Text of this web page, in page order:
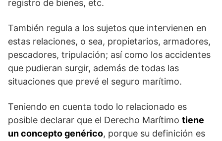
registro de bienes, etc.
También regula a los sujetos que intervienen en
estas relaciones, o sea, propietarios, armadores,
pescadores, tripulación; así como los accidentes
que pudieran surgir, además de todas las
situaciones que prevé el seguro marítimo.
Teniendo en cuenta todo lo relacionado es
posible declarar que el Derecho Marítimo tiene
un concepto genérico, porque su definición es